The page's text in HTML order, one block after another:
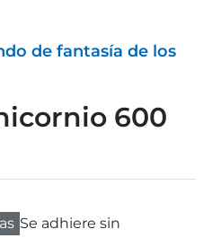
de fantasía de los
600
Se adhiere sin